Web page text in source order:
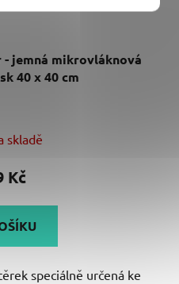
jemná mikrovláknová
40 x 40 cm
hodnocení
produktu
5,0
z
hvězdiček.
skladě
Kč
speciálně určená ke